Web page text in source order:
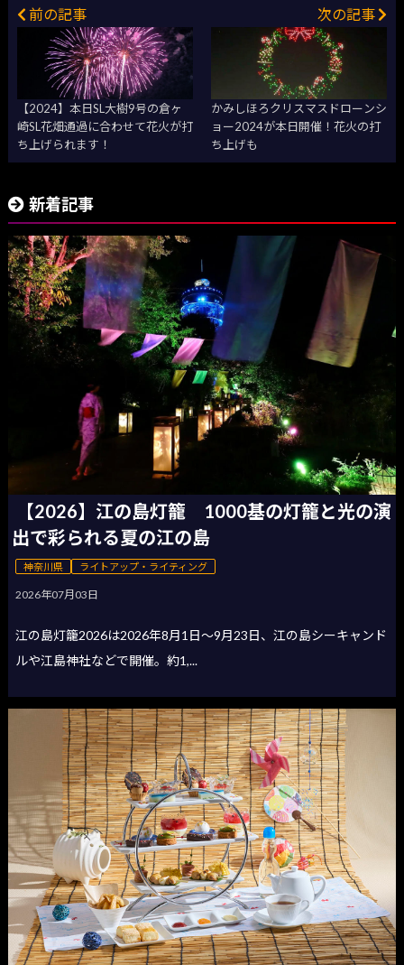
前の記事
【2024】本日SL大樹9号の倉ヶ
崎SL花畑通過に合わせて花火が打
ち上げられます！
次の記事
かみしほろクリスマスドローンシ
ョー2024が本日開催！花火の打
ち上げも
新着記事
【2026】江の島灯籠 1000基の灯籠と光の演
出で彩られる夏の江の島
神奈川県 ライトアップ・ライティング
2026年07月03日
江の島灯籠2026は2026年8月1日〜9月23日、江の島シーキャンド
ルや江島神社などで開催。約1,...